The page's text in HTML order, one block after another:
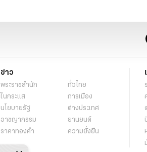
ข่าว
พระราชสำนัก
ทั่วไทย
ในกระแส
การเมือง
นโยบายรัฐ
ต่างประเทศ
อาชญากรรม
ยานยนต์
ราคาทองคำ
ความยั่งยืน